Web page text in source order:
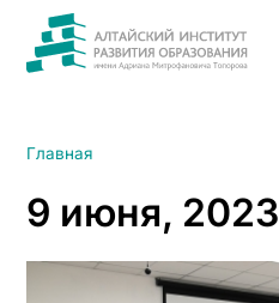
Главная
9 июня, 2023